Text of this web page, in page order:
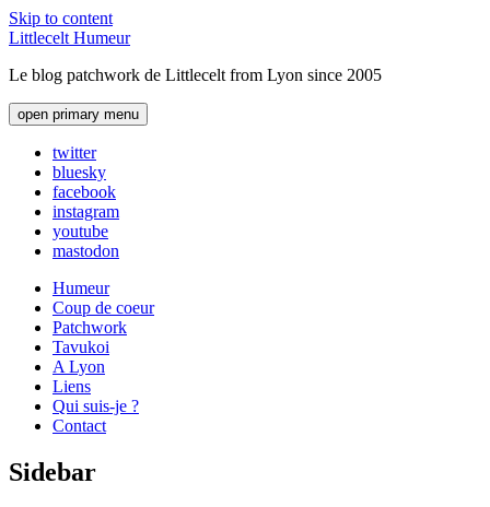
Skip to content
Littlecelt Humeur
Le blog patchwork de Littlecelt from Lyon since 2005
open primary menu
twitter
bluesky
facebook
instagram
youtube
mastodon
Humeur
Coup de coeur
Patchwork
Tavukoi
A Lyon
Liens
Qui suis-je ?
Contact
Sidebar